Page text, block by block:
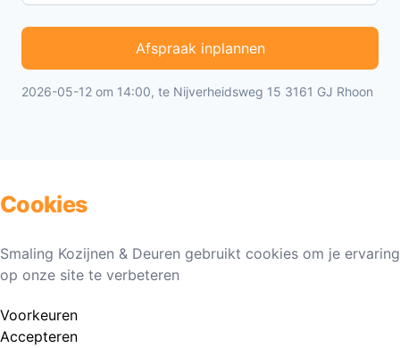
Afspraak inplannen
2026-05-12 om 14:00, te Nijverheidsweg 15 3161 GJ Rhoon
Cookies
Smaling Kozijnen & Deuren gebruikt cookies om je ervaring
op onze site te verbeteren
Voorkeuren
Accepteren